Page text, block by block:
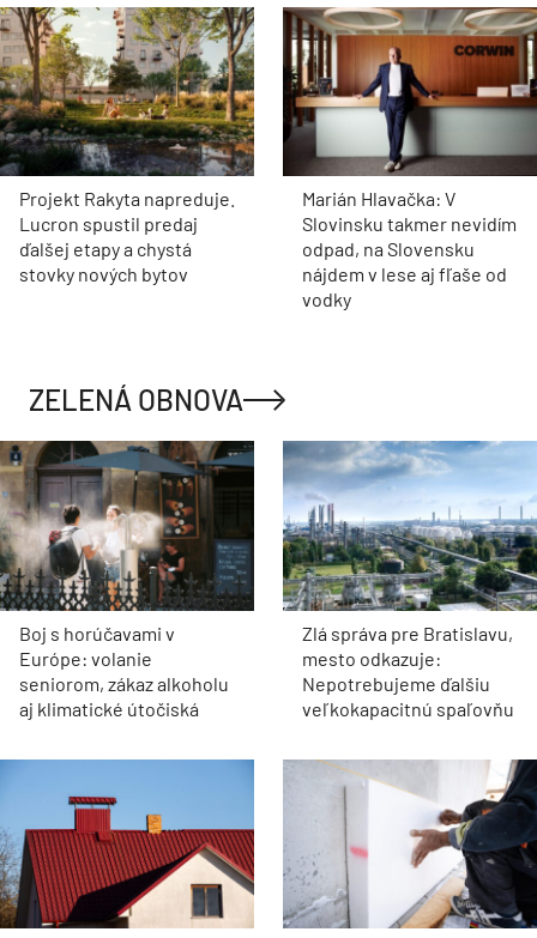
Projekt Rakyta napreduje.
Lucron spustil predaj
ďalšej etapy a chystá
stovky nových bytov
Marián Hlavačka: V
Slovinsku takmer nevidím
odpad, na Slovensku
nájdem v lese aj fľaše od
vodky
ZELENÁ OBNOVA
Boj s horúčavami v
Európe: volanie
seniorom, zákaz alkoholu
aj klimatické útočiská
Zlá správa pre Bratislavu,
mesto odkazuje:
Nepotrebujeme ďalšiu
veľkokapacitnú spaľovňu